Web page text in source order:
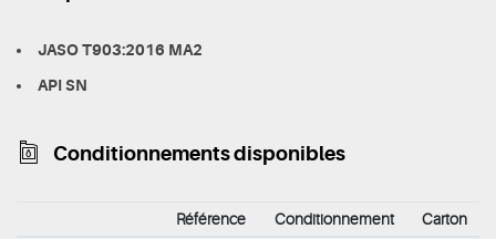
JASO T903:2016 MA2
API SN
Conditionnements disponibles
Référence Conditionnement Carton